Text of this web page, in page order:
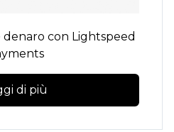
denaro con Lightspeed
di più